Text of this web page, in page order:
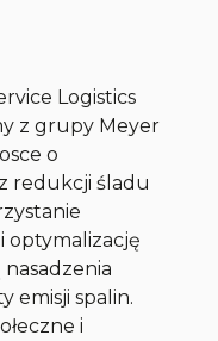
Logistics
z grupy Meyer
o
redukcji śladu
optymalizację
emisji spalin.
i